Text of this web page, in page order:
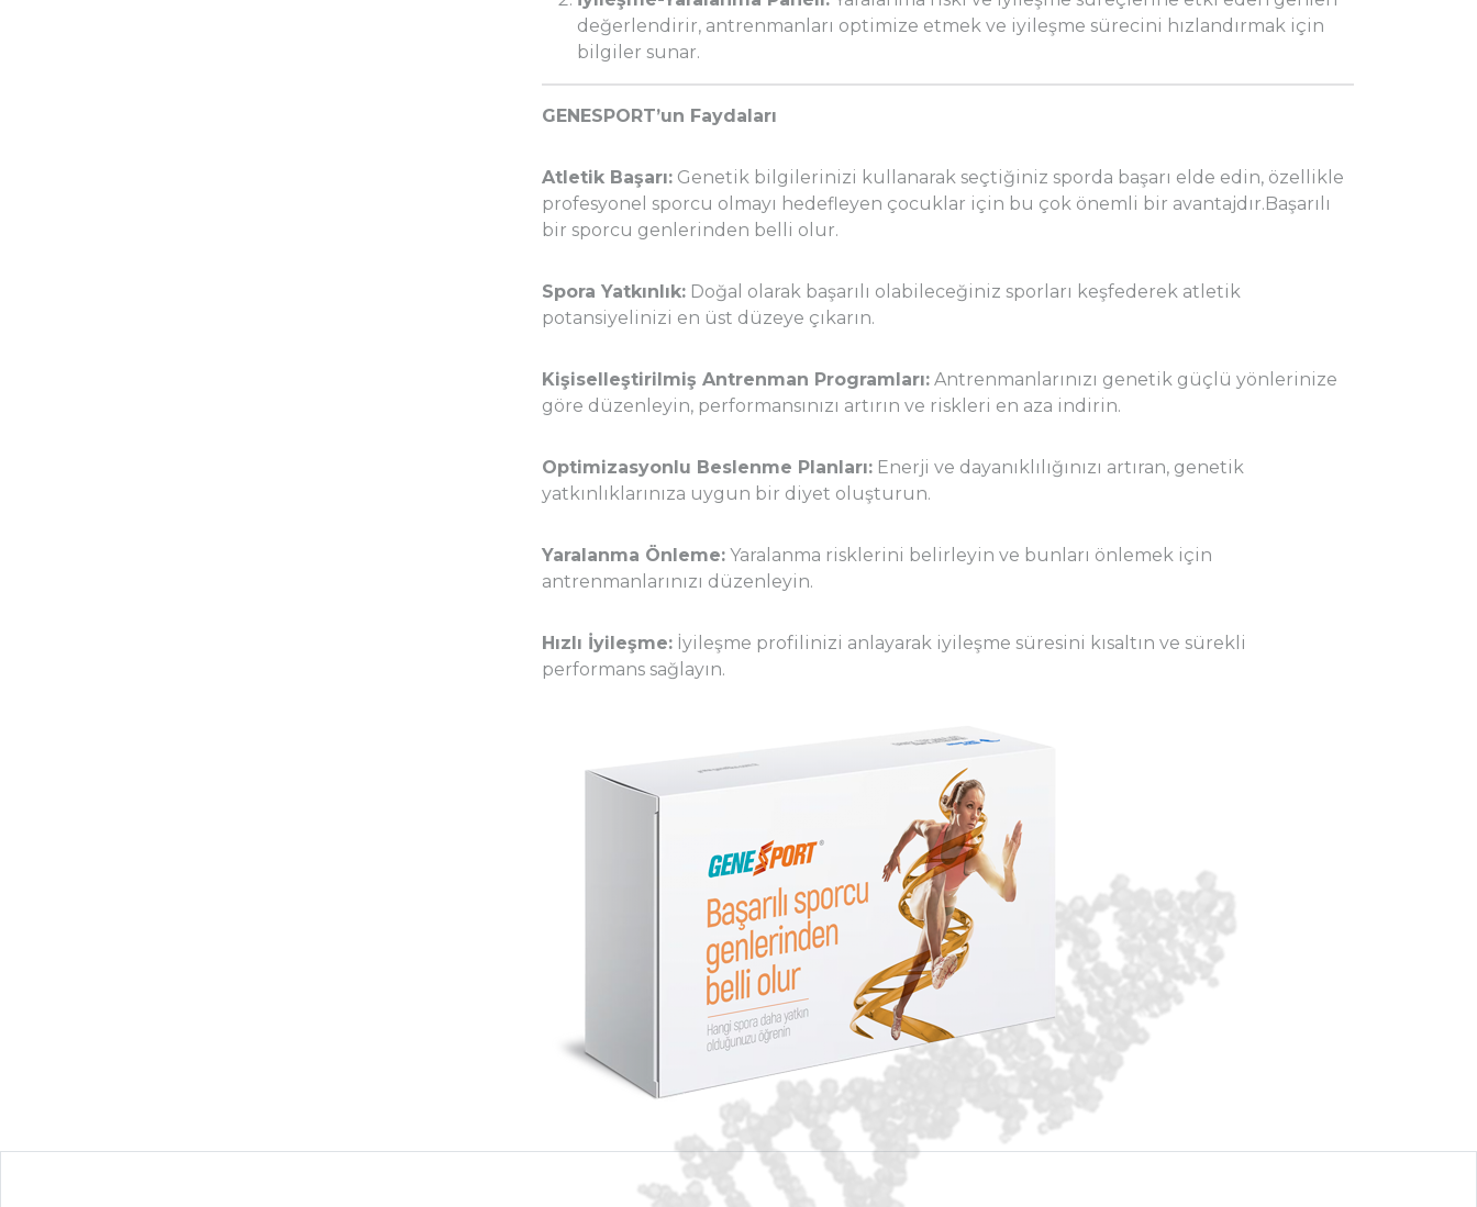
değerlendirir, antrenmanları optimize etmek ve iyileşme sürecini hızlandırmak için
bilgiler sunar.
GENESPORT’un Faydaları
Atletik Başarı: Genetik bilgilerinizi kullanarak seçtiğiniz sporda başarı elde edin, özellikle
profesyonel sporcu olmayı hedefleyen çocuklar için bu çok önemli bir avantajdır.Başarılı
bir sporcu genlerinden belli olur.
Spora Yatkınlık: Doğal olarak başarılı olabileceğiniz sporları keşfederek atletik
potansiyelinizi en üst düzeye çıkarın.
Kişiselleştirilmiş Antrenman Programları: Antrenmanlarınızı genetik güçlü yönlerinize
göre düzenleyin, performansınızı artırın ve riskleri en aza indirin.
Optimizasyonlu Beslenme Planları: Enerji ve dayanıklılığınızı artıran, genetik
yatkınlıklarınıza uygun bir diyet oluşturun.
Yaralanma Önleme: Yaralanma risklerini belirleyin ve bunları önlemek için
antrenmanlarınızı düzenleyin.
Hızlı İyileşme: İyileşme profilinizi anlayarak iyileşme süresini kısaltın ve sürekli
performans sağlayın.